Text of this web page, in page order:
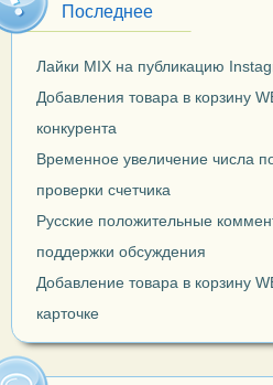
Последнее
Лайки MIX на публикацию
Добавления товара в корзину
конкурента
Временное увеличение числа
проверки счетчика
Русские положительные
поддержки обсуждения
Добавление товара в корзину
карточке